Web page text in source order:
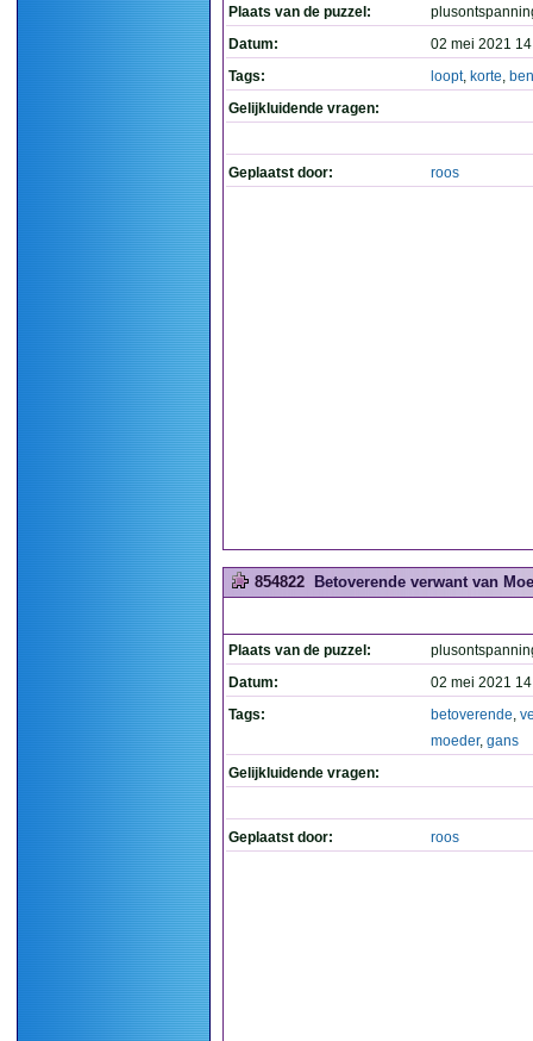
Plaats van de puzzel:
Datum:
02 mei 2021
Tags:
loopt, korte,
Gelijkluidende vragen:
Geplaatst door: roos
854822 Betoverende verwant van
Plaats van de puzzel:
Datum:
02 mei 2021
Tags:
betoverende,
moeder, gans
Gelijkluidende vragen:
Geplaatst door: roos